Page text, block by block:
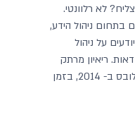
לא רלוונטי.
בתחום ניהול הידע,
על ניהול
ריאיון מרתק
של איש מרתק לא פחות שניתן לגלובס ב- 2014, בזמן